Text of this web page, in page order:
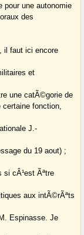
pour une autonomie
des
il faut ici encore
et
une catÃ©gorie de
fonction,
J.-
du 19 aout) ;
cÂ¹est Ãªtre
aux intÃ©rÃªts
Espinasse. Je